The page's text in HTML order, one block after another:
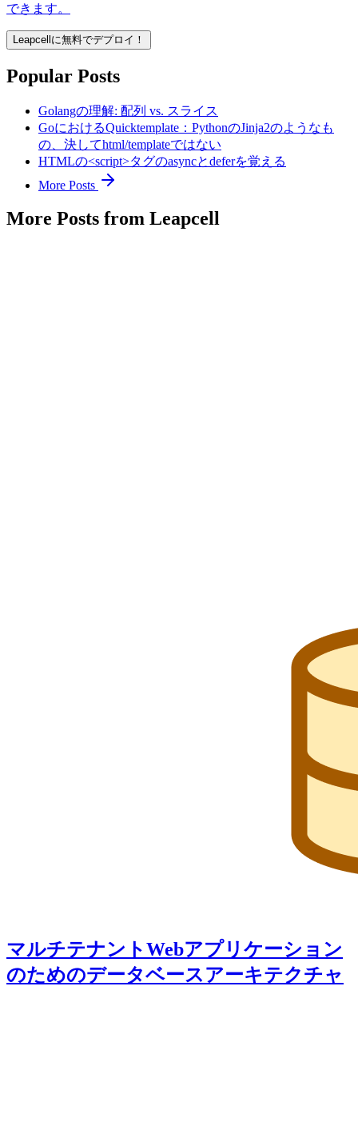
できます。
Leapcellに無料でデプロイ！
Popular Posts
Golangの理解: 配列 vs. スライス
GoにおけるQuicktemplate：PythonのJinja2のようなも
の、決してhtml/templateではない
HTMLの<script>タグのasyncとdeferを覚える
More Posts
More Posts from Leapcell
マルチテナントWebアプリケーション
のためのデータベースアーキテクチャ